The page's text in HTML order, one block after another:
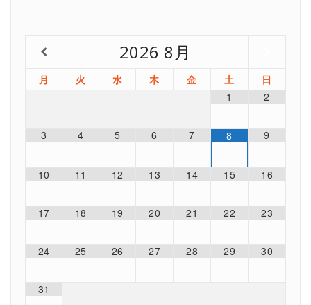
2026 8月
月 火 水 木 金 土
日
1
2
3 4 5 6 7 8 9
10 11 12 13 14 15 16
17 18 19 20 21 22 23
24 25 26 27 28 29 30
31